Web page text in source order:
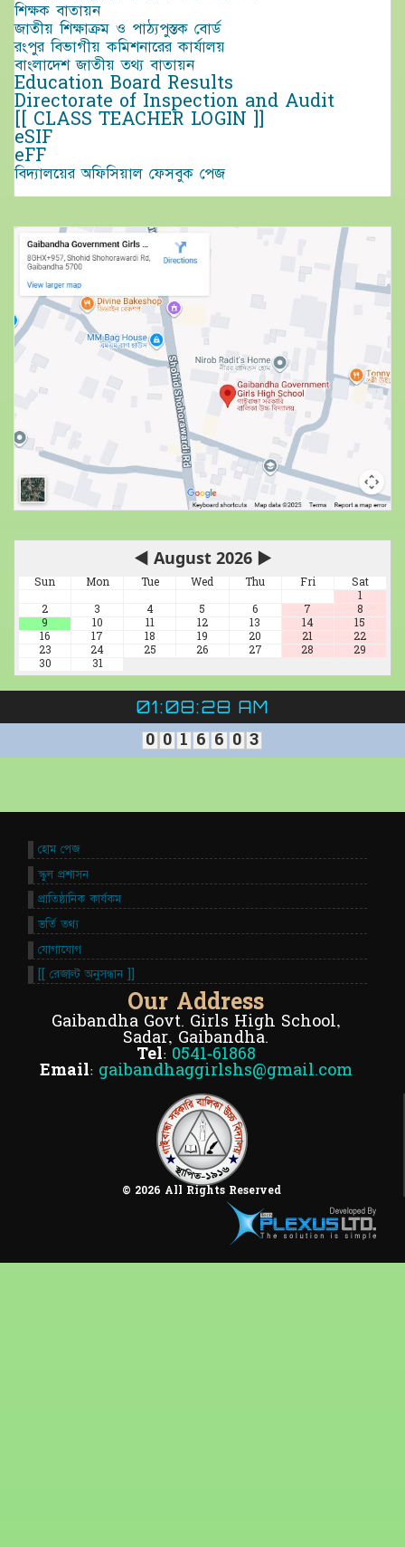
শিক্ষক বাতায়ন
জাতীয় শিক্ষাক্রম ও পাঠ্যপুস্তক বোর্ড
রংপুর বিভাগীয় কমিশনারের কার্যালয়
বাংলাদেশ জাতীয় তথ্য বাতায়ন
Education Board Results
Directorate of Inspection and Audit
[[ CLASS TEACHER LOGIN ]]
eSIF
eFF
বিদ্যালয়ের অফিসিয়াল ফেসবুক পেজ
◀ August 2026 ▶
Sun Mon Tue Wed Thu Fri
Sat
1
2
3 4 5 6 7
8
9
10 11 12 13 14
15
16
17 18 19 20 21
22
23
24 25 26 27 28
29
30
31
01:08:28 AM
0 0 1 6 6 0 3
© 2026 All Rights Reserved
Our Address
Gaibandha Govt. Girls High School,
Sadar, Gaibandha.
Tel: 0541-61868
Email: gaibandhaggirlshs@gmail.com
হোম পেজ
স্কুল প্রশাসন
প্রাতিষ্ঠানিক কার্যকম
ভর্তি তথ্য
যোগাযোগ
[[ রেজাল্ট অনুসন্ধান ]]